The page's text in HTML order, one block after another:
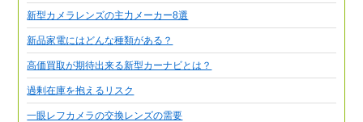
新型カメラレンズの主力メーカー8選
新品家電にはどんな種類がある？
高価買取が期待出来る新型カーナビとは？
過剰在庫を抱えるリスク
一眼レフカメラの交換レンズの需要